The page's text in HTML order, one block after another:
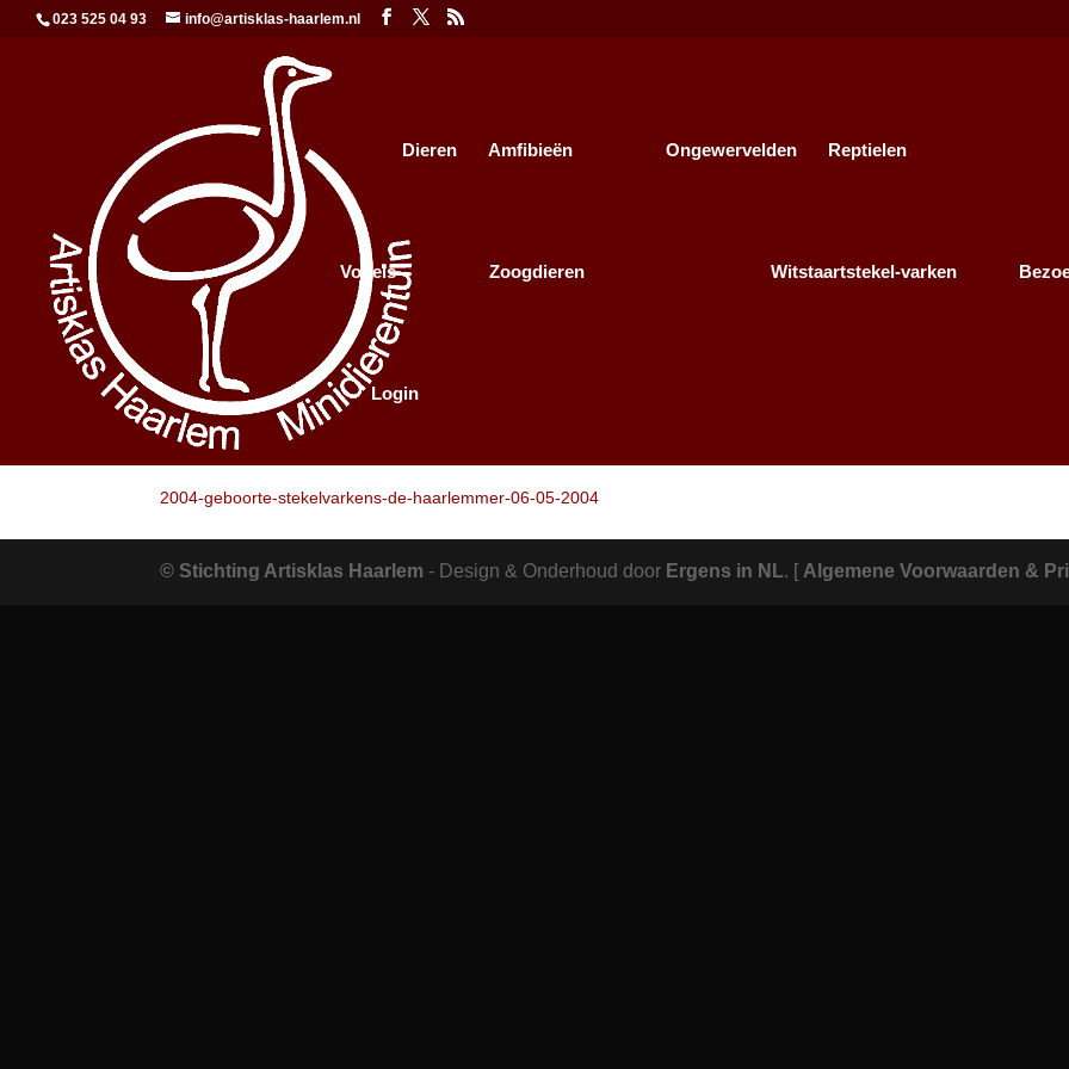
023 525 04 93 info@artisklas-haarlem.nl
Dieren Amfibieën Ongewervelden Reptielen
Vogels Zoogdieren Witstaartstekel-varken
Login
2004-geboorte-stekelvarkens-de-haarlemmer-06-05-2004
2004-geboorte-stekelvarkens-de-haarlemmer-06-05-2004
© Stichting Artisklas Haarlem - Design & Onderhoud door Ergens in NL. [ Algemene Voorwaarden &